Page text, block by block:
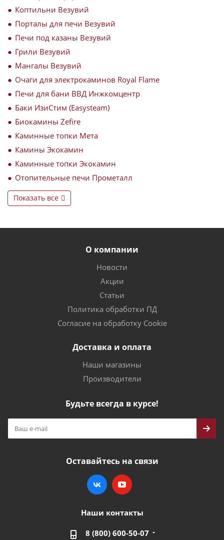
Коптильни Везувий
Порталы для печи Везувий
Печи под казаны Везувий
Грили Везувий
Мангалы Везувий
Очаги для электрокаминов Royal Flame
Печи для бани ВВД Инжкомцентр
Баки ИзиСтим (Easysteam)
Биокамины Zefire
Каминные топки Мета
Камины Экокамин
Каминные топки Экокамин
Отопительные печи Прометалл
Показать все
О компании
Новости
Акции
Статьи
Политика обработки ПД
Согласие на обработку Cookie
Доставка и оплата
Наши магазины
Производители
Будьте всегда в курсе!
Оставайтесь на связи
Наши контакты
8 (800) 600-50-07